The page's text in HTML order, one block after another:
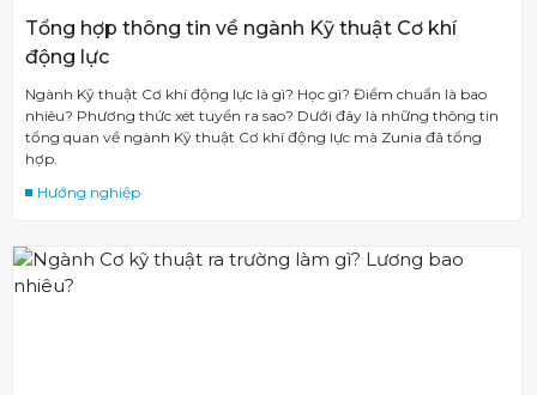
Tổng hợp thông tin về ngành Kỹ thuật Cơ khí
động lực
Ngành Kỹ thuật Cơ khí động lực là gì? Học gì? Điểm chuẩn là bao
nhiêu? Phương thức xét tuyển ra sao? Dưới đây là những thông tin
tổng quan về ngành Kỹ thuật Cơ khí động lực mà Zunia đã tổng
hợp.
Hướng nghiệp